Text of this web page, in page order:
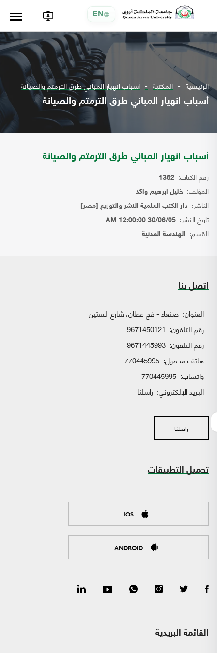
EN
الرئيسية المكتبة أسباب انهيار المباني طرق الترمتم والصيانة
أسباب انهيار المباني طرق الترمتم والصيانة
أسباب انهيار المباني طرق الترمتم والصيانة
رقم الكتاب: 1352
المؤلف: خليل ابرهيم واكد
الناشر: دار الكتب العلمية النشر والتوزيع [مصر]
تاريخ النشر: 30/06/05 12:00:00 AM
القسم: الهندسة المدنية
اتصل بنا
العنوان: صنعاء - فج عطان، شارع الستين
رقم التلفون: 9671450121
رقم التلفون: 9671445993
هاتف محمول: 770445995
واتساب:
البريد الإلكتروني: راسلنا
راسلنا
تحميل التطبيقات
IOS
ANDROID
القائمة البريدية